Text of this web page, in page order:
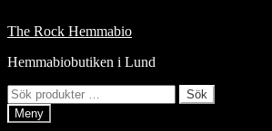
till
Hoppa
navigering
Hoppa
innehåll
The Rock Hemmabio
Hemmabiobutiken i Lund
Sök
efter:
Sök
Meny